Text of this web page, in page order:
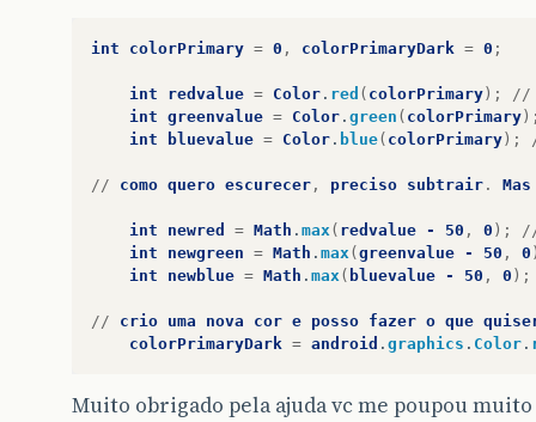
int colorPrimary = 0 , colorPrimaryDark = 0 ;
int redvalue = Color . red ( colorPrimary);
//
int greenvalue = Color . green ( colorPrimary
int
bluevalue = Color . blue( colorPrimary);
// como quero escurecer , preciso subtrair . Mas
int newred = Math . max ( redvalue - 50 , 0 );
int
newgreen = Math . max (greenvalue - 50 , 0
int
newblue = Math . max ( bluevalue - 50 , 0 );
// crio uma nova cor e posso fazer o que
colorPrimaryDark = android . graphics . Color .
Muito obrigado pela ajuda vc me poupou